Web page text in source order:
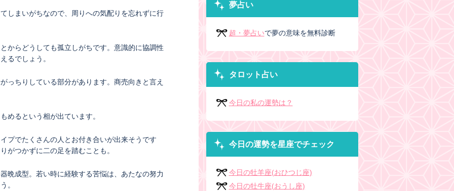
しまいがちなので、周りへの気配りを忘れずに行
からどうしても孤立しがちです。意識的に協調性
るでしょう。
っちりしている部分があります。商売向きと言え
めるという相が出ています。
プでたくさんの人とお付き合いが出来そうです
がつかずに二の足を踏むことも。
晩成型。若い時に経験する苦悩は、あたなの努力
。
夢占い
超・夢占いで夢の意味を無料診断
タロット占い
今日の私の運勢は？
今日の運勢を星座でチェック
今日の牡羊座(おひつじ座)
今日の牡牛座(おうし座)